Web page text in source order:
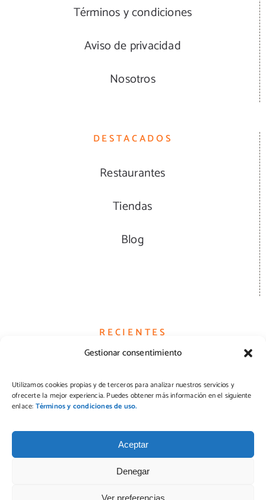
Gestionar consentimiento
Utilizamos cookies propias y de terceros para analizar nuestros servicios y
ofrecerte la mejor experiencia. Puedes obtener más información en el siguiente
enlace: Términos y condiciones de uso.
Aceptar
Denegar
Ver preferencias
Términos y condiciones
Aviso de privacidad
Nosotros
DESTACADOS
Restaurantes
Tiendas
Blog
RECIENTES
Quesos
Pizzas